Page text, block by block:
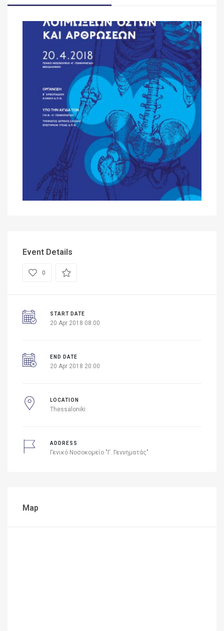
Event Details
0
START DATE
20 Apr 2018 08:00
END DATE
20 Apr 2018 20:00
LOCATION
Thessaloniki
ADDRESS
Γενικό Νοσοκομείο "Γ. Γεννηματάς"
Map